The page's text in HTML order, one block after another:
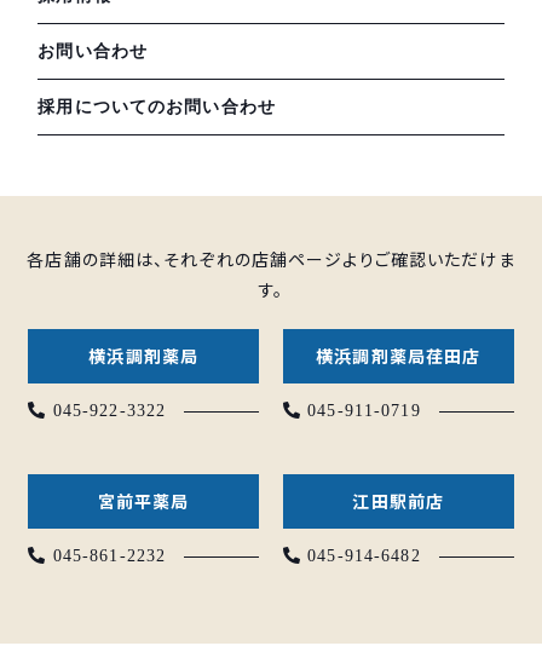
お問い合わせ
採用についてのお問い合わせ
各店舗の詳細は、それぞれの店舗ページよりご確認いただけま
す。
横浜調剤薬局
045-922-3322
横浜調剤薬局荏田店
045-911-0719
宮前平薬局
045-861-2232
江田駅前店
045-914-6482